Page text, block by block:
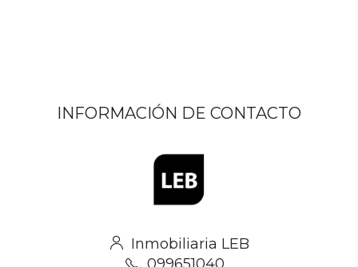
INFORMACIÓN DE CONTACTO
Inmobiliaria LEB